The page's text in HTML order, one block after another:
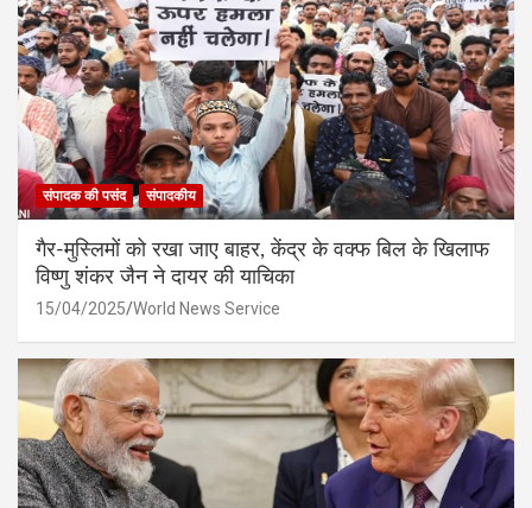
संपादक की पसंद संपादकीय
गैर-मुस्लिमों को रखा जाए बाहर, केंद्र के वक्फ बिल के खिलाफ
विष्णु शंकर जैन ने दायर की याचिका
15/04/2025 World News Service